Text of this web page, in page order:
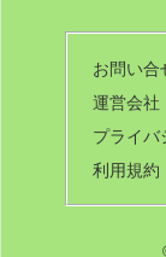
お問い合
運営会社
プライバ
利用規約